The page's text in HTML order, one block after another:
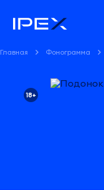
Главная Фонограмма
18+